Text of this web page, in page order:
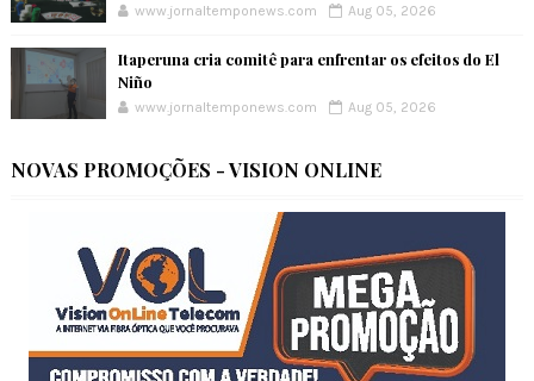
www.jornaltemponews.com Aug 05, 2026
Itaperuna cria comitê para enfrentar os efeitos do El
Niño
www.jornaltemponews.com Aug 05, 2026
NOVAS PROMOÇÕES - VISION ONLINE